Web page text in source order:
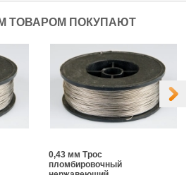
ТОВАРОМ ПОКУПАЮТ
0,43 мм Трос
пломбировочный
нержавеющий